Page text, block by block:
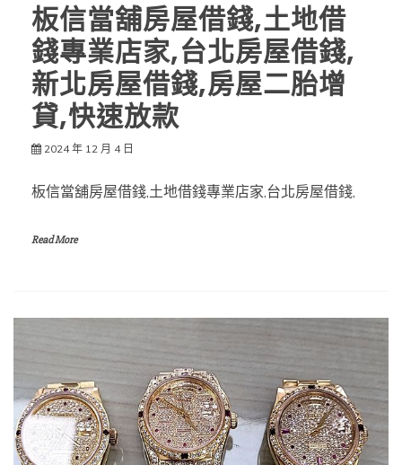
板信當舖房屋借錢,土地借
錢專業店家,台北房屋借錢,
新北房屋借錢,房屋二胎增
貸,快速放款
2024 年 12 月 4 日
板信當舖房屋借錢,土地借錢專業店家,台北房屋借錢,
Read More